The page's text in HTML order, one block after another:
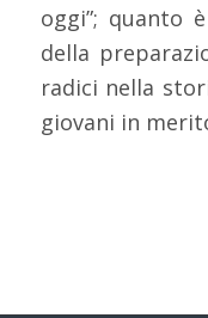
oggi”; quanto
della
radici nella
giovani in